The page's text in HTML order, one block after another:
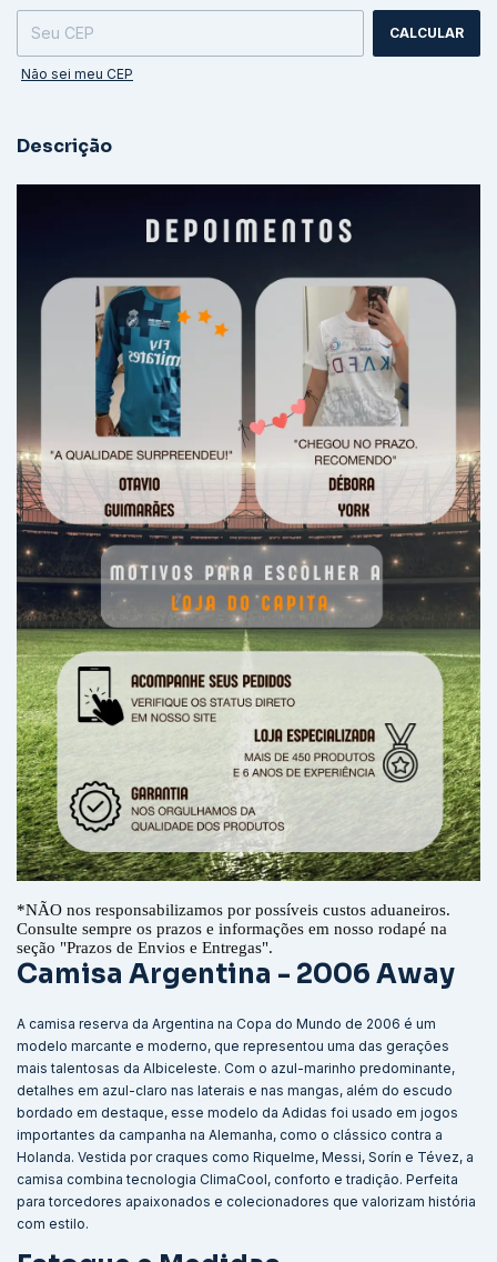
CALCULAR
Não sei meu CEP
Descrição
*NÃO nos responsabilizamos por possíveis custos aduaneiros.
Consulte sempre os prazos e informações em nosso rodapé na
seção "Prazos de Envios e Entregas".
Camisa Argentina - 2006 Away
A camisa reserva da Argentina na Copa do Mundo de 2006 é um
modelo marcante e moderno, que representou uma das gerações
mais talentosas da Albiceleste. Com o azul-marinho predominante,
detalhes em azul-claro nas laterais e nas mangas, além do escudo
bordado em destaque, esse modelo da Adidas foi usado em jogos
importantes da campanha na Alemanha, como o clássico contra a
Holanda. Vestida por craques como Riquelme, Messi, Sorín e Tévez, a
camisa combina tecnologia ClimaCool, conforto e tradição. Perfeita
para torcedores apaixonados e colecionadores que valorizam história
com estilo.